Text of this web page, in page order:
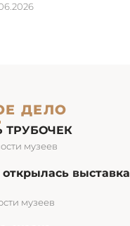
ДЕЛО
ТРУБОЧЕК
музеев
музеев